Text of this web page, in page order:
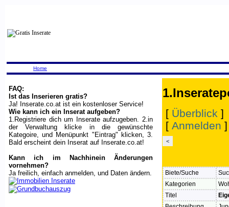
Home
FAQ:
Ist das Inserieren gratis?
Ja! Inserate.co.at ist ein kostenloser Service!
Wie kann ich ein Inserat aufgeben?
1.Registriere dich um Inserate aufzugeben. 2.in
der Verwaltung klicke in die gewünschte
Kategoire, und Menüpunkt "Eintrag" klicken, 3.
Bald erscheint dein Inserat auf Inserate.co.at!
Kann ich im Nachhinein Änderungen
vornehmen?
Ja freilich, einfach anmelden, und Daten ändern.
[ Überblick ]
[ Anmelden
<
Biete/Suche
Kategorien
Titel